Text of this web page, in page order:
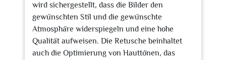
wird sichergestellt, dass die Bilder den
gewünschten Stil und die gewünschte
Atmosphäre widerspiegeln und eine hohe
Qualität aufweisen. Die Retusche beinhaltet
auch die Optimierung von Hauttönen, das